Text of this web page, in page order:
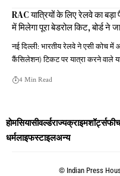
RAC यात्रियों के लिए रेलवे का
में मिलेगा पूरा बेडरोल किट, बोर्ड ने
नई दिल्ली: भारतीय रेलवे ने एसी कोच में
कैंसिलेशन) टिकट पर यात्रा करने वाले
4 Min Read
होमसियासीवर्ल्डराज्यक्राइमशॉर्ट्स
धर्मलाइफस्टाइलअन्य
© Indian Press